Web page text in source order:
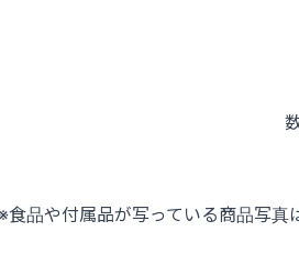
※食品や付属品が写っている商品写真